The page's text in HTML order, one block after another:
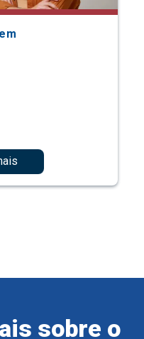
sobre o